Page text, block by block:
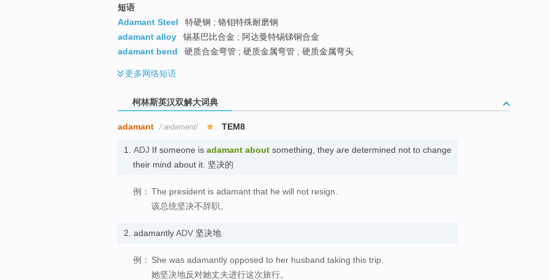
短语
Adamant Steel
特硬钢 ; 铬钼特殊耐磨钢
adamant alloy
锡基巴比合金 ; 阿达曼特锡锑铜合金
adamant bend
硬质合金弯管 ; 硬质金属弯管 ; 硬质金属弯头
更多网络短语
柯林斯英汉双解大词典
adamant /ˈædəmənt/ TEM8
1. ADJ If someone is adamant about something, they are determined not to change
their mind about it. 坚决的
例： The president is adamant that he will not resign.
该总统坚决不辞职。
2. adamantlyADV 坚决地
例： She was adamantly opposed to her husband taking this trip.
她坚决地反对她丈夫进行这次旅行。